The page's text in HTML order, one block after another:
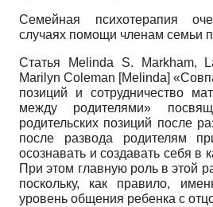
Семейная психотерапия
случаях помощи членам семьи
Статья Melinda S. Markham,
Marilyn Coleman [Melinda]
позиций и сотрудничество
между родителями»
родительских позиций после
после развода родителям
осознавать и создавать себя в
При этом главную роль в этой
поскольку, как правило,
уровень общения ребенка с